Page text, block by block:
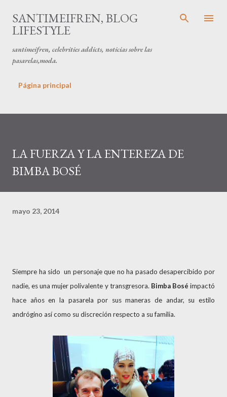
Ir al contenido principal
SANTIMEIFREN, BLOG
LIFESTYLE
santimeifren, celebrities addicts, noticias sobre las
pasarelas,moda.
Página principal
LA FUERZA Y LA ENTEREZA DE
BIMBA BOSÉ
mayo 23, 2014
Siempre ha sido un personaje que no ha pasado desapercibido por
nadie, es una mujer polivalente y transgresora. Bimba Boséimpactó
hace años en la pasarela por sus maneras de andar, su estilo
andrógino así como su discreción respecto a su familia.